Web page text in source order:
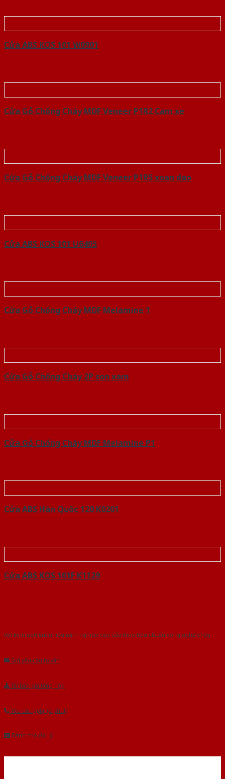
Cửa ABS KOS 101 W0901
Cửa Gỗ Chống Cháy MDF Veneer P1R2 Cam xe
Cửa Gỗ Chống Cháy MDF Veneer P1R5 xoan dao
Cửa ABS KOS 101 U6405
Cửa Gỗ Chống Cháy MDF Melamine 1
Cửa Gỗ Chống Cháy 2P son xam
Cửa Gỗ Chống Cháy MDF Melamine P1
Cửa ABS Hàn Quốc 120 K0201
Cửa ABS KOS 101F K1129
Với kinh nghiệm nhiêu năm nghiên cứu cửa theo tiêu chuẩn công nghệ Châu
Âu.Chúng tôi tự tin là nhà sản xuất & cung cấp hàng đầu tại Việt Nam!
Gửi yêu cầu tư vấn
Tải báo giá tổng hợp
Yêu cầu gọi lại (3 phút)
Dành cho đại lý